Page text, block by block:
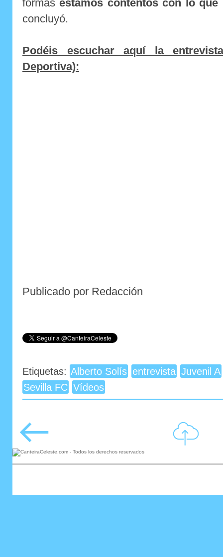
formas estamos contentos con lo que
concluyó.
Podéis escuchar aquí la
Deportiva):
Publicado por Redacción
Etiquetas: Alberto Solís entrevista Juvenil A
Sevilla FC Vídeos